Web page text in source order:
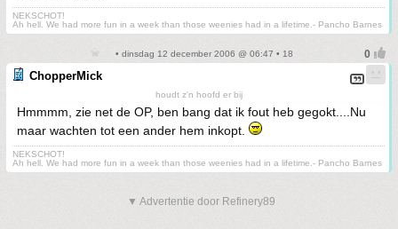
NEKSCHOT!
Ah hell. We had more fun in a week than those weenies had in a lifetime.- Pancho Barnes
• dinsdag 12 december 2006 @ 06:47 • 18
ChopperMick
houdt z'n hoofd er bij
Hmmmm, zie net de OP, ben bang dat ik fout heb gegokt....Nu
maar wachten tot een ander hem inkopt.
NEKSCHOT!
Ah hell. We had more fun in a week than those weenies had in a lifetime.- Pancho Barnes
▼ Advertentie door Refinery89